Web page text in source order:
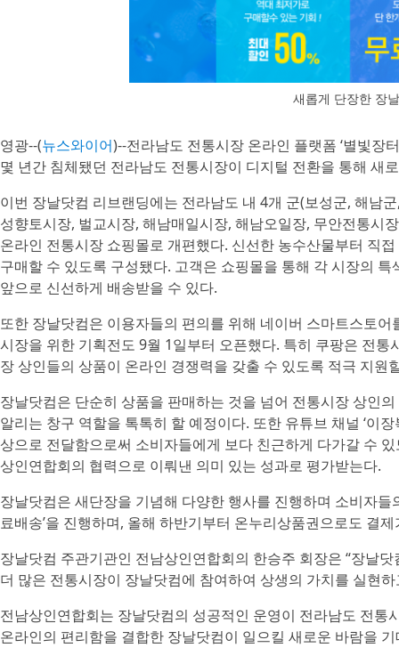
새롭게 단장한 장
영광--(뉴스와이어)--전라남도 전통시장 온라인 플랫폼 ‘별빛장터
몇 년간 침체됐던 전라남도 전통시장이 디지털 전환을 통해 새
이번 장날닷컴 리브랜딩에는 전라남도 내 4개 군(보성군, 해남
성향토시장, 벌교시장, 해남매일시장, 해남오일장, 무안전통시
온라인 전통시장 쇼핑몰로 개편했다. 신선한 농수산물부터 직
구매할 수 있도록 구성됐다. 고객은 쇼핑몰을 통해 각 시장의
앞으로 신선하게 배송받을 수 있다.
또한 장날닷컴은 이용자들의 편의를 위해 네이버 스마트스토
시장을 위한 기획전도 9월 1일부터 오픈했다. 특히 쿠팡은 전
장 상인들의 상품이 온라인 경쟁력을 갖출 수 있도록 적극 지원
장날닷컴은 단순히 상품을 판매하는 것을 넘어 전통시장 상인
알리는 창구 역할을 톡톡히 할 예정이다. 또한 유튜브 채널 ‘이
상으로 전달함으로써 소비자들에게 보다 친근하게 다가갈 수
상인연합회의 협력으로 이뤄낸 의미 있는 성과로 평가받는다.
장날닷컴은 새단장을 기념해 다양한 행사를 진행하며 소비자들
료배송’을 진행하며, 올해 하반기부터 온누리상품권으로도 결
장날닷컴 주관기관인 전남상인연합회의 한승주 회장은 “장날
더 많은 전통시장이 장날닷컴에 참여하여 상생의 가치를 실현
전남상인연합회는 장날닷컴의 성공적인 운영이 전라남도 전
온라인의 편리함을 결합한 장날닷컴이 일으킬 새로운 바람을